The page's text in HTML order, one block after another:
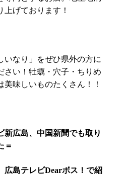
上げております！
いなり」をぜひ県外の方に
さい！牡蠣・穴子・ちりめ
美味しいものたくさん！！
新広島、中国新聞でも取り
＝
広島テレビDearボス！で紹